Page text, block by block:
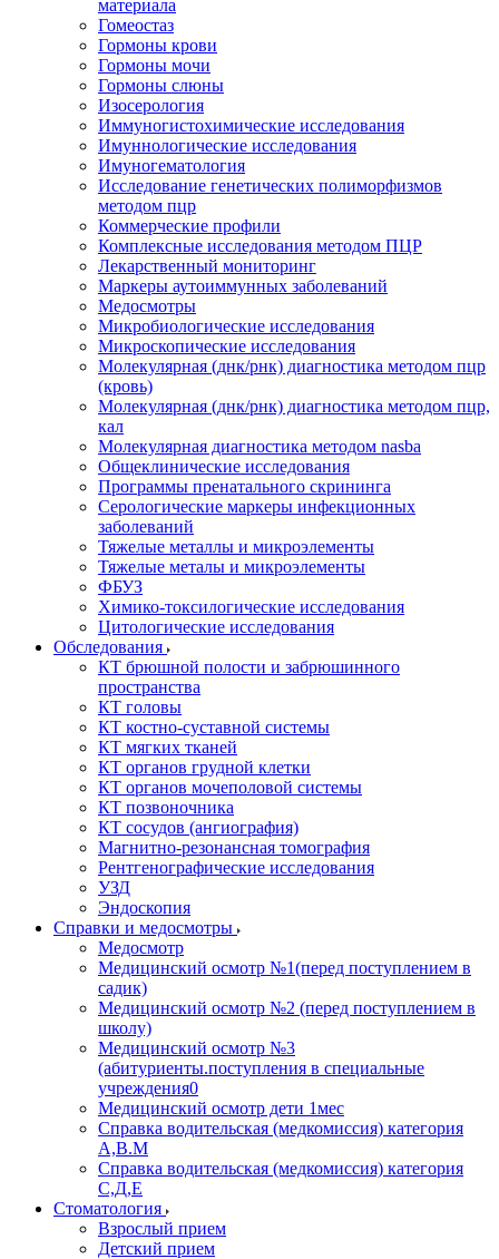
материала
Гомеостаз
Гормоны крови
Гормоны мочи
Гормоны слюны
Изосерология
Иммуногистохимические исследования
Имуннологические исследования
Имуногематология
Исследование генетических полиморфизмов
методом пцр
Коммерческие профили
Комплексные исследования методом ПЦР
Лекарственный мониторинг
Маркеры аутоиммунных заболеваний
Медосмотры
Микробиологические исследования
Микроскопические исследования
Молекулярная (днк/рнк) диагностика методом пцр
(кровь)
Молекулярная (днк/рнк) диагностика методом пцр,
кал
Молекулярная диагностика методом nasba
Общеклинические исследования
Программы пренатального скрининга
Серологические маркеры инфекционных
заболеваний
Тяжелые металлы и микроэлементы
Тяжелые металы и микроэлементы
ФБУЗ
Химико-токсилогические исследования
Цитологические исследования
Обследования
КТ брюшной полости и забрюшинного
пространства
КТ головы
КТ костно-суставной системы
КТ мягких тканей
КТ органов грудной клетки
КТ органов мочеполовой системы
КТ позвоночника
КТ сосудов (ангиография)
Магнитно-резонансная томография
Рентгенографические исследования
УЗД
Эндоскопия
Справки и медосмотры
Медосмотр
Медицинский осмотр №1(перед поступлением в
садик)
Медицинский осмотр №2 (перед поступлением в
школу)
Медицинский осмотр №3
(абитуриенты.поступления в специальные
учреждения0
Медицинский осмотр дети 1мес
Справка водительская (медкомиссия) категория
А,В.М
Справка водительская (медкомиссия) категория
С,Д,Е
Стоматология
Взрослый прием
Детский прием